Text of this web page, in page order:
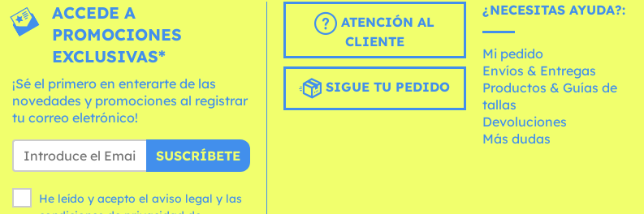
ACCEDE A
PROMOCIONES
EXCLUSIVAS*
¡Sé el primero en enterarte de las
novedades y promociones al registrar
tu correo eletrónico!
SUSCRÍBETE
He leído y acepto el aviso legal y las
ATENCIÓN AL
CLIENTE
SIGUE TU PEDIDO
¿NECESITAS AYUDA?:
Mi pedido
Envíos & Entregas
Productos & Guías de
tallas
Devoluciones
Más dudas